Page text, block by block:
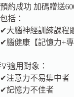
預約成功 加碼贈送
包括：
✔大腦神經訓練課程
✔腦健康【記憶力+
💡適用對象：
✔注意力不易集中者
✔記憶力不佳者